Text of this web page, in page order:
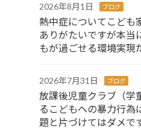
2026年8月1日 ブログ
熱中症についてこども
ありがたいですが本当
もが過ごせる環境実現
2026年7月31日 ブログ
放課後児童クラブ（学
るこどもへの暴力行為
題と片づけてはダメです